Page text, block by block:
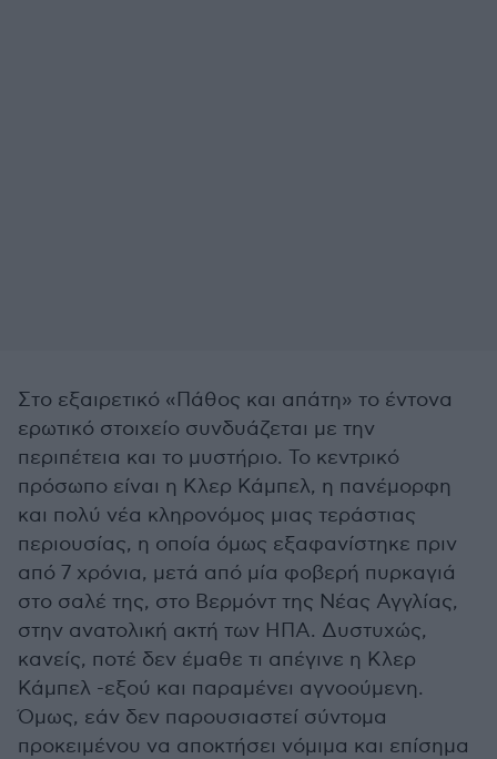
Στο εξαιρετικό «Πάθος και απάτη» το έντονα
ερωτικό στοιχείο συνδυάζεται με την
περιπέτεια και το μυστήριο. Το κεντρικό
πρόσωπο είναι η Κλερ Κάμπελ, η πανέμορφη
και πολύ νέα κληρονόμος μιας τεράστιας
περιουσίας, η οποία όμως εξαφανίστηκε πριν
από 7 χρόνια, μετά από μία φοβερή πυρκαγιά
στο σαλέ της, στο Βερμόντ της Νέας Αγγλίας,
στην ανατολική ακτή των ΗΠΑ. Δυστυχώς,
κανείς, ποτέ δεν έμαθε τι απέγινε η Κλερ
Κάμπελ -εξού και παραμένει αγνοούμενη.
Όμως, εάν δεν παρουσιαστεί σύντομα
προκειμένου να αποκτήσει νόμιμα και επίσημα